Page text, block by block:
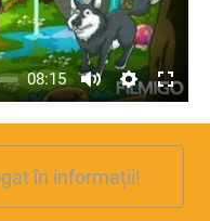
08:15
în informații!